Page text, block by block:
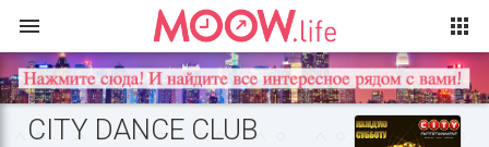
CITY DANCE CLUB